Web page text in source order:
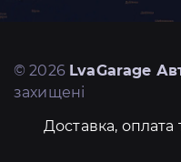
© 2026 LvaGarage
захищені
Доставка,